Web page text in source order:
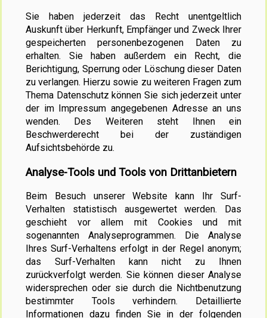
Sie haben jederzeit das Recht unentgeltlich
Auskunft über Herkunft, Empfänger und Zweck Ihrer
gespeicherten personenbezogenen Daten zu
erhalten. Sie haben außerdem ein Recht, die
Berichtigung, Sperrung oder Löschung dieser Daten
zu verlangen. Hierzu sowie zu weiteren Fragen zum
Thema Datenschutz können Sie sich jederzeit unter
der im Impressum angegebenen Adresse an uns
wenden. Des Weiteren steht Ihnen ein
Beschwerderecht bei der zuständigen
Aufsichtsbehörde zu.
Analyse-Tools und Tools von Drittanbietern
Beim Besuch unserer Website kann Ihr Surf-
Verhalten statistisch ausgewertet werden. Das
geschieht vor allem mit Cookies und mit
sogenannten Analyseprogrammen. Die Analyse
Ihres Surf-Verhaltens erfolgt in der Regel anonym;
das Surf-Verhalten kann nicht zu Ihnen
zurückverfolgt werden. Sie können dieser Analyse
widersprechen oder sie durch die Nichtbenutzung
bestimmter Tools verhindern. Detaillierte
Informationen dazu finden Sie in der folgenden